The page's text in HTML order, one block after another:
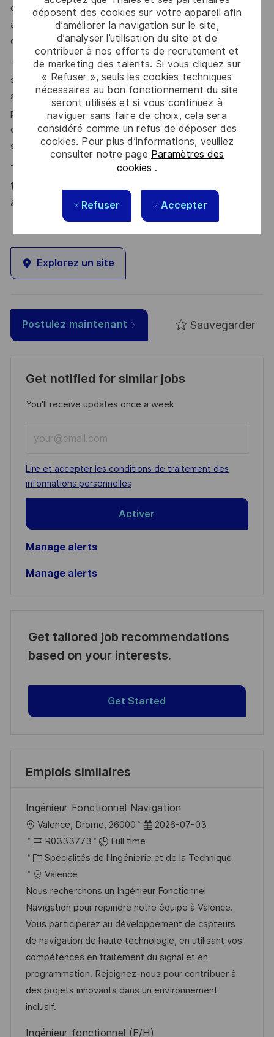
déposent des cookies sur votre appareil afin
d’améliorer la navigation sur le site,
d’analyser l’utilisation du site et de
contribuer à nos efforts de recrutement et
de marketing des talents. Si vous cliquez sur
« Refuser », seuls les cookies techniques
nécessaires au bon fonctionnement du site
seront utilisés et si vous continuez à
naviguer sans faire de choix, cela sera
considéré comme un refus de déposer des
cookies. Pour plus d’informations, veuillez
consulter notre page Paramètres des
cookies .
Refuser Accepter
ou au développement de produits incluant des logiciels
applicatifs embarqués, destinés à des applications civiles
ou militaires.
- Vous avez des compétences en analyse spectrale,
systèmes asservis, systèmes échantillonnés, processus
aléatoires, filtre de Kalman. Idéalement, une expérience
préalable en navigation inertielle, fusion de données
capteurs, ou en techniques avancées de traitement du
signal (GNSS, radar).
Thales, entreprise Handi-Engagée, reconnait
tous les talents. La diversité est notre meilleur
atout. Postulez et rejoignez nous !
Explorez un site
Postulez maintenant Sauvegarder
Get notified for similar jobs
You'll receive updates once a week
Email
address
(Required)
Required
Lire et accepter les conditions de traitement des
informations personnelles
Activer
Manage alerts
Manage alerts
Get tailored job recommendations
based on your interests.
Get Started
Emplois similaires
Ingénieur Fonctionnel Navigation
o
c
a
l
i
s
a
t
i
o
n
Valence, Drome, 26000
D
a
t
d
’
a
f
f
i
c
2026-07-03
R
é
f
é
r
e
n
c
e
d
u
R0333773
Full time
C
a
t
é
g
o
r
i
e
Spécialités de l'Ingénierie et de la Technique
Valence
Nous recherchons un Ingénieur Fonctionnel
Navigation pour rejoindre notre équipe à Valence.
Vous participerez au développement de capteurs
de navigation de haute technologie, en utilisant vos
compétences en traitement du signal et en
programmation. Rejoignez-nous pour contribuer à
des projets innovants dans un environnement
inclusif.
Ingénieur fonctionnel (F/H)